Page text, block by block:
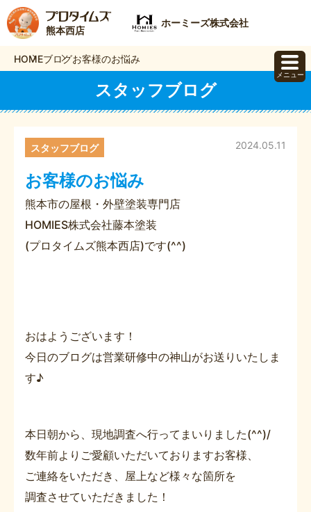
熊本西店
ホーミーズ株式会社
HOMEブログお客様のお悩み
スタッフブログ
お客様のお悩み
2024.05.11
スタッフブログ
熊本市の屋根・外壁塗装専門店
HOMIES株式会社藤本塗装
(プロタイムズ熊本西店)です(^^)
おはようございます！
今日のブログは営業研修中の神山がお送りいたしま
す♪
本日朝から、現地調査へ行ってまいりました(^^)/
数年前よりご愛顧いただいておりますお客様、
ご連絡をいただき、屋上など様々な箇所を
調査させていただきました！
メニュー